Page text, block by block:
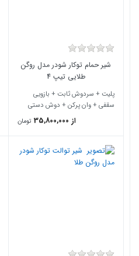
شیر حمام توکار شودر مدل روگن
طلایی تیپ 4
پلیت + سردوش ثابت + بازویی
سقفی + وان پرکن + دوش دستی
از 35,800,000 تومان